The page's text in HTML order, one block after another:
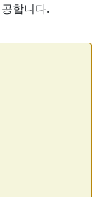
합니다.